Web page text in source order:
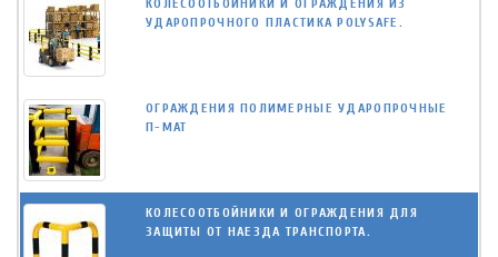
КОЛЕСООТБОЙНИКИ И ОГРАЖДЕНИЯ ИЗ
УДАРОПРОЧНОГО ПЛАСТИКА POLYSAFE.
ОГРАЖДЕНИЯ ПОЛИМЕРНЫЕ УДАРОПРОЧНЫЕ
П-МАТ
КОЛЕСООТБОЙНИКИ И ОГРАЖДЕНИЯ ДЛЯ
ЗАЩИТЫ ОТ НАЕЗДА ТРАНСПОРТА.